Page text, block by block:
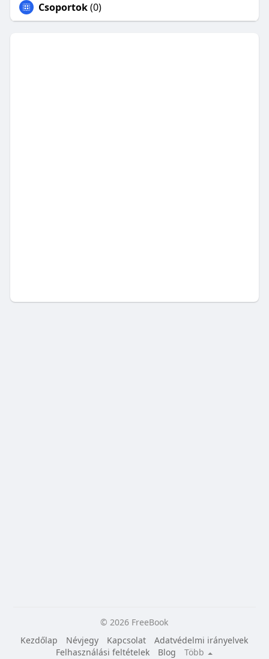
Csoportok(0)
© 2026 FreeBook
Kezdőlap
Névjegy Kapcsolat
Adatvédelmi irányelvek
Felhasználási feltételek
Blog
Több